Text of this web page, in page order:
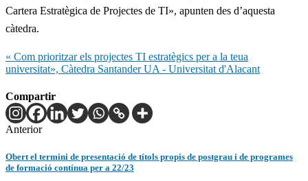
Cartera Estratègica de Projectes de TI», apunten des d’aquesta
càtedra.
« Com prioritzar els projectes TI estratègics per a la teua
universitat», Càtedra Santander UA - Universitat d'Alacant
Compartir
Anterior
Obert el termini de presentació de títols propis de postgrau i de programes
de formació contínua per a 22/23